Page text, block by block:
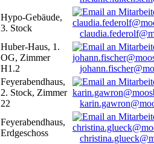
Hypo-Gebäude,
3. Stock
Huber-Haus, 1.
OG, Zimmer
H1.2
Feyerabendhaus,
2. Stock, Zimmer
22
Feyerabendhaus,
Erdgeschoss